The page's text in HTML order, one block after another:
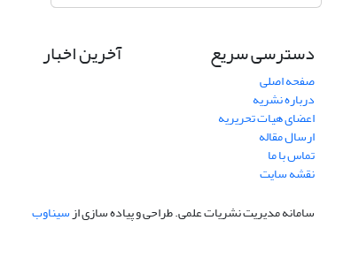
دسترسی سریع
صفحه اصلی
درباره نشریه
اعضای هیات تحریریه
ارسال مقاله
تماس با ما
نقشه سایت
آخرین اخبار
سامانه مدیریت نشریات علمی.طراحی و پیاده سازی ازسیناوب